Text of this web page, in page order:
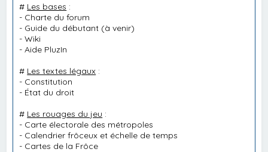
# Les bases :
- Charte du forum
- Guide du débutant (à venir)
-Wiki
-Aide PluzIn
# Les textes légaux :
- Constitution
- État du droit
# Les rouages du jeu :
- Carte électorale des métropoles
- Calendrier frôceux et échelle de temps
- Cartes de la Frôce